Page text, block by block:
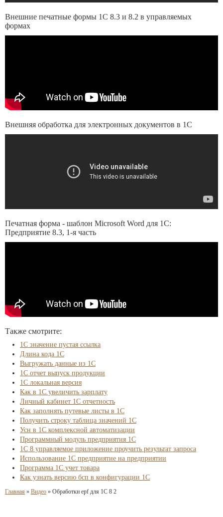
Внешние печатные формы 1С 8.3 и 8.2 в управляемых
формах
Внешняя обработка для электронных документов в 1С
Печатная форма - шаблон Microsoft Word для 1С:
Предприятие 8.3, 1-я часть
Также смотрите:
1С значение пустая ссылка
Длина кода 1С
Выгружать данные из 1С
1С отчет выпуск продукции
1С локальная версия
Как в 1С увеличить зарплату
Личный кабинет 1С отчетность
Как заполнять путевые листы в 1С
Получить строку таблица значений 1С
Усн в 1С комплексной автоматизации
Программный модуль предприятия 1С
1С 8 управляемое приложение проучить результат запроса
Использование 1С предприятие на предприятии
Программа 1С учет товара
Как узнать версию бсп в конфигурации 1С
Главная » Видео » Обработки epf для 1С 8 2